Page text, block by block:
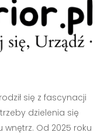
się z fascynacji
dzielenia się
Od 2025 roku